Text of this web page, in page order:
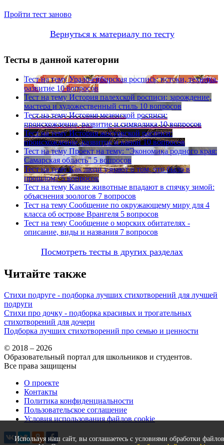
Пройти тест заново
Вернуться к материалу по тесту
Тесты в данной категории
Тест на тему Урало-сибирская роспись: истоки, техника,
развитие 10 вопросов
Тест на тему История палехской росписи: зарождение,
мастера и художественный стиль 10 вопросов
Тест на тему История мезенской росписи:
происхождение, развитие и символика 10 вопросов
Тест на тему История жостовской росписи:
происхождение, развитие и канон 10 вопросов
Тест на тему Проект на тему: “Экономика родного края:
Самарская область” 5 вопросов
Тест на тему Как люди узнают о том, что было в
прошлом? 5 вопросов
Тест на тему Какие животные впадают в спячку зимой:
объяснения зоологов 7 вопросов
Тест на тему Сообщение по окружающему миру для 4
класса об острове Врангеля 5 вопросов
Тест на тему Сообщение о морских обитателях -
описание, виды и названия 7 вопросов
Посмотреть тесты в других разделах
Читайте также
Стихи подруге - подборка лучших стихотворений для лучшей
подруги
Стихи про дочку - подборка красивых и трогательных
стихотворений для дочери
Подборка лучших стихотворений про семью и ценности
Используя наш сайт, вы соглашаетесь с условиями обработки файлов
© 2018 – 2026
Образовательный портал для школьников и студентов.
Все права защищены
О проекте
Контакты
Политика конфиденциальности
Пользовательское соглашение
Условия использования файлов cookie